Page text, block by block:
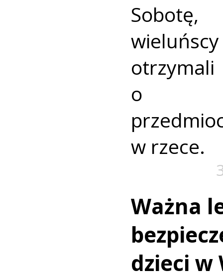
o
w rzece.
Ważna
dzieci w